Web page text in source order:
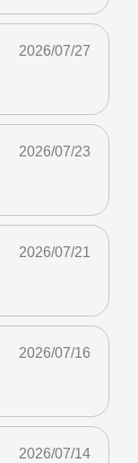
2026/07/27
2026/07/23
2026/07/21
2026/07/16
2026/07/14